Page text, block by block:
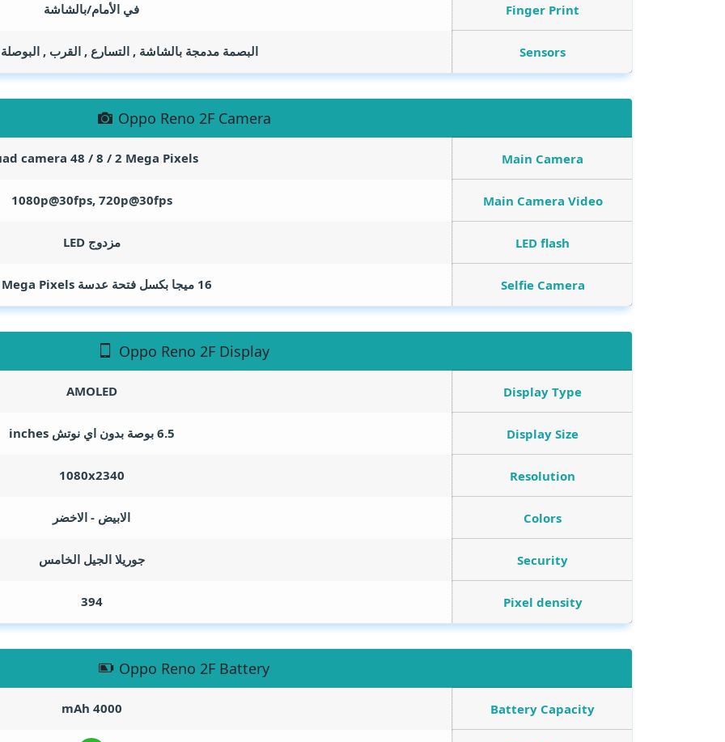
Finger Print في الأمام/بالشاشة
Sensors البصمة مدمجة بالشاشة , التسارع , القرب ,
Oppo Reno 2F Camera
Main Camera
camera 48 / 8 / 2 Mega Pixels
Main Camera Video
1080p@30fps, 720p@30fps
LED flash مزدوج LED
Selfie Camera 16 ميجا بكسل فتحة عدسة f/2.0 Mega Pixels
Oppo Reno 2F Display
Display Type
AMOLED
Display Size 6.5 بوصة بدون اي نوتش inches
Resolution
1080x2340
Colors الابيض - الاخضر
Security جوريلا الجيل الخامس
Pixel density
394
Oppo Reno 2F Battery
Battery Capacity
4000
mAh